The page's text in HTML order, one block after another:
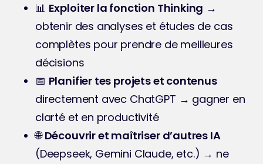
📊 Exploiter la fonction Thinking →
obtenir des analyses et études de cas
complètes pour prendre de meilleures
décisions
📅 Planifier tes projets et contenus
directement avec ChatGPT → gagner en
clarté et en productivité
🌐 Découvrir et maîtriser d’autres IA
(Deepseek, Gemini Claude, etc.) → ne